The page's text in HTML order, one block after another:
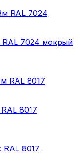
RAL 7024 мокрый
8017